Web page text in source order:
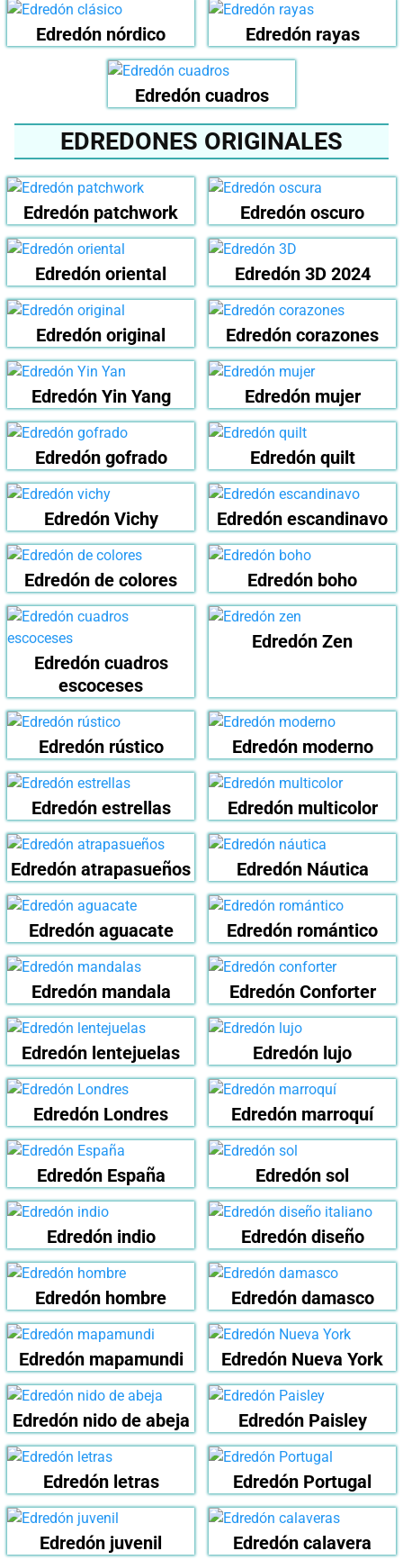
Edredón nórdico Edredón rayas
Edredón cuadros
EDREDONES ORIGINALES
Edredón patchwork Edredón oscuro
Edredón oriental Edredón 3D 2024
Edredón original Edredón corazones
Edredón Yin Yang Edredón mujer
Edredón gofrado Edredón quilt
Edredón Vichy Edredón escandinavo
Edredón de colores Edredón boho
Edredón cuadros
escoceses
Edredón Zen
Edredón rústico Edredón moderno
Edredón estrellas Edredón multicolor
Edredón atrapasueños Edredón Náutica
Edredón aguacate Edredón romántico
Edredón mandala Edredón Conforter
Edredón lentejuelas Edredón lujo
Edredón Londres Edredón marroquí
Edredón España Edredón sol
Edredón indio Edredón diseño
Edredón hombre Edredón damasco
Edredón mapamundi Edredón Nueva York
Edredón nido de abeja Edredón Paisley
Edredón letras Edredón Portugal
Edredón juvenil Edredón calavera